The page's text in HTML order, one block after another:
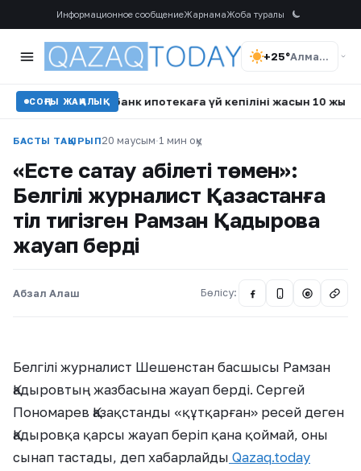
Информационное сообщениеЖарнамаЖоба туралы
+25° Алматы
СОҢҒЫ ЖАҢАЛЫҚ
Отбасы банк ипотекаға үй кепілінің жасын 10 жылға
БАСТЫ ТАҚЫРЫП20 маусым·1 мин оқу
«Есте сақтау қабілеті төмен»:
Белгілі журналист Қазақстанға
тіл тигізген Рамзан Қадыровқа
жауап берді
Абзал Алаш Бөлісу: @
Белгілі журналист Шешенстан басшысы Рамзан
Қадыровтың жазбасына жауап берді. Сергей
Пономарев Қазақстанды «құтқарған» ресей деген
Қадыровқа қарсы жауап беріп қана қоймай, оны
сынап тастады, деп хабарлайды Qazaq.today